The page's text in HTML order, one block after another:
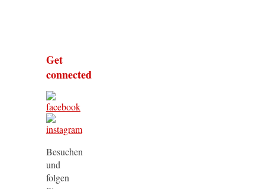
Get
connected
Besuchen
und
folgen